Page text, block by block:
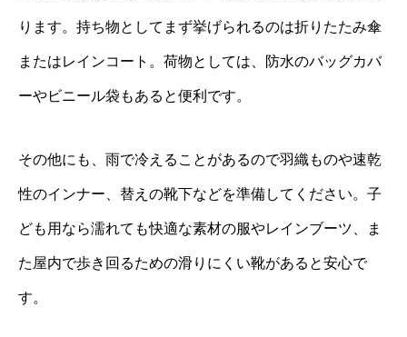
ります。持ち物としてまず挙げられるのは折りたたみ傘
またはレインコート。荷物としては、防水のバッグカバ
ーやビニール袋もあると便利です。
その他にも、雨で冷えることがあるので羽織ものや速乾
性のインナー、替えの靴下などを準備してください。子
ども用なら濡れても快適な素材の服やレインブーツ、ま
た屋内で歩き回るための滑りにくい靴があると安心で
す。